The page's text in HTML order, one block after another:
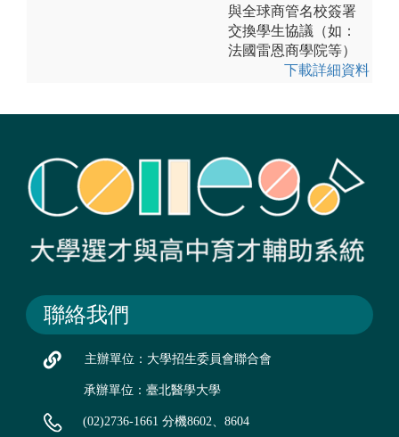
與全球商管名校簽署
交換學生協議（如：
法國雷恩商學院等）
下載詳細資料
聯絡我們
主辦單位：大學招生委員會聯合會
承辦單位：臺北醫學大學
(02)2736-1661 分機8602、8604